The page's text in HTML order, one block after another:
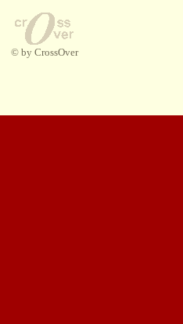
© by CrossOver